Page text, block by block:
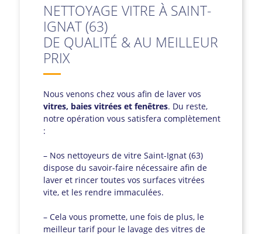
NETTOYAGE VITRE À SAINT-
IGNAT (63)
DE QUALITÉ & AU MEILLEUR
PRIX
Nous venons chez vous afin de laver vos
vitres, baies vitrées et fenêtres. Du reste,
notre opération vous satisfera complètement
:
– Nos nettoyeurs de vitre Saint-Ignat (63)
dispose du savoir-faire nécessaire afin de
laver et rincer toutes vos surfaces vitrées
vite, et les rendre immaculées.
– Cela vous promette, une fois de plus, le
meilleur tarif pour le lavage des vitres de